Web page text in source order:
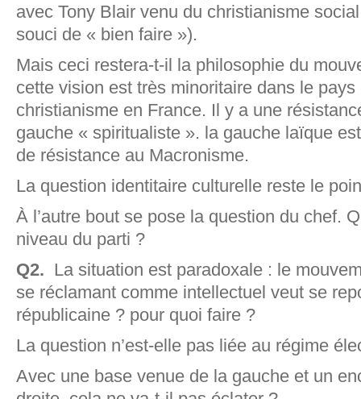
avec Tony Blair venu du christianisme
souci de « bien faire »).
Mais ceci restera-t-il la philosophie du
cette vision est très minoritaire dans le
christianisme en France. Il y a une
gauche « spiritualiste ». la gauche laïque
de résistance au Macronisme.
La question identitaire culturelle reste le
À l’autre bout se pose la question du chef.
niveau du parti ?
Q2. La situation est paradoxale : le
se réclamant comme intellectuel veut se
républicaine ? pour quoi faire ?
La question n’est-elle pas liée au régime
Avec une base venue de la gauche et un